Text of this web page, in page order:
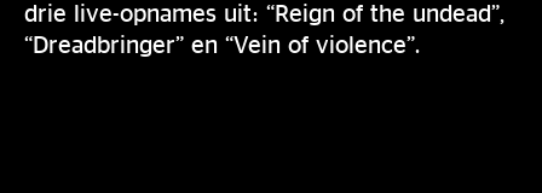
drie live-opnames uit: “Reign of the undead”,
“Dreadbringer” en “Vein of violence”.